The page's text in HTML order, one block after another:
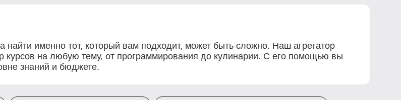
именно тот, который вам подходит, может быть сложно. Наш агрегатор
курсов на любую тему, от программирования до кулинарии. С его помощью вы
знаний и бюджете.